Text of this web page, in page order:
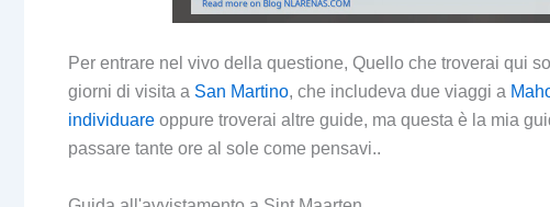
Per entrare nel vivo della questione, Quello che troverai qui
giorni di visita a San Martino, che includeva due viaggi a
individuare oppure troverai altre guide, ma questa è la mia
passare tante ore al sole come pensavi..